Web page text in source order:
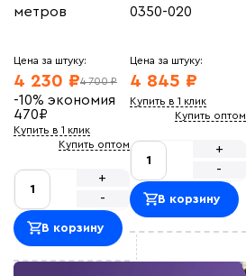
метров
Цена за штуку:
4 700 ₽
4 230 ₽
-10% экономия
470₽
Купить в 1 клик
Купить оптом
-
+
В корзину
0350-020
Цена за штуку:
4 845 ₽
Купить в 1 клик
Купить оптом
-
+
В корзину